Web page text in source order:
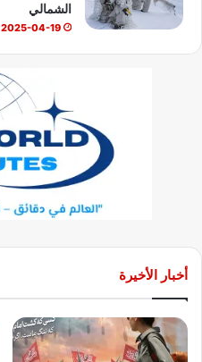
الشمالي
2025-04-19
أخبار الأخيرة